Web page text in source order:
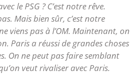
le PSG ? C’est notre rêve.
Mais bien sûr, c’est notre
viens pas à l’OM. Maintenant, on
Paris a réussi de grandes choses
On ne peut pas faire semblant
veut rivaliser avec Paris.